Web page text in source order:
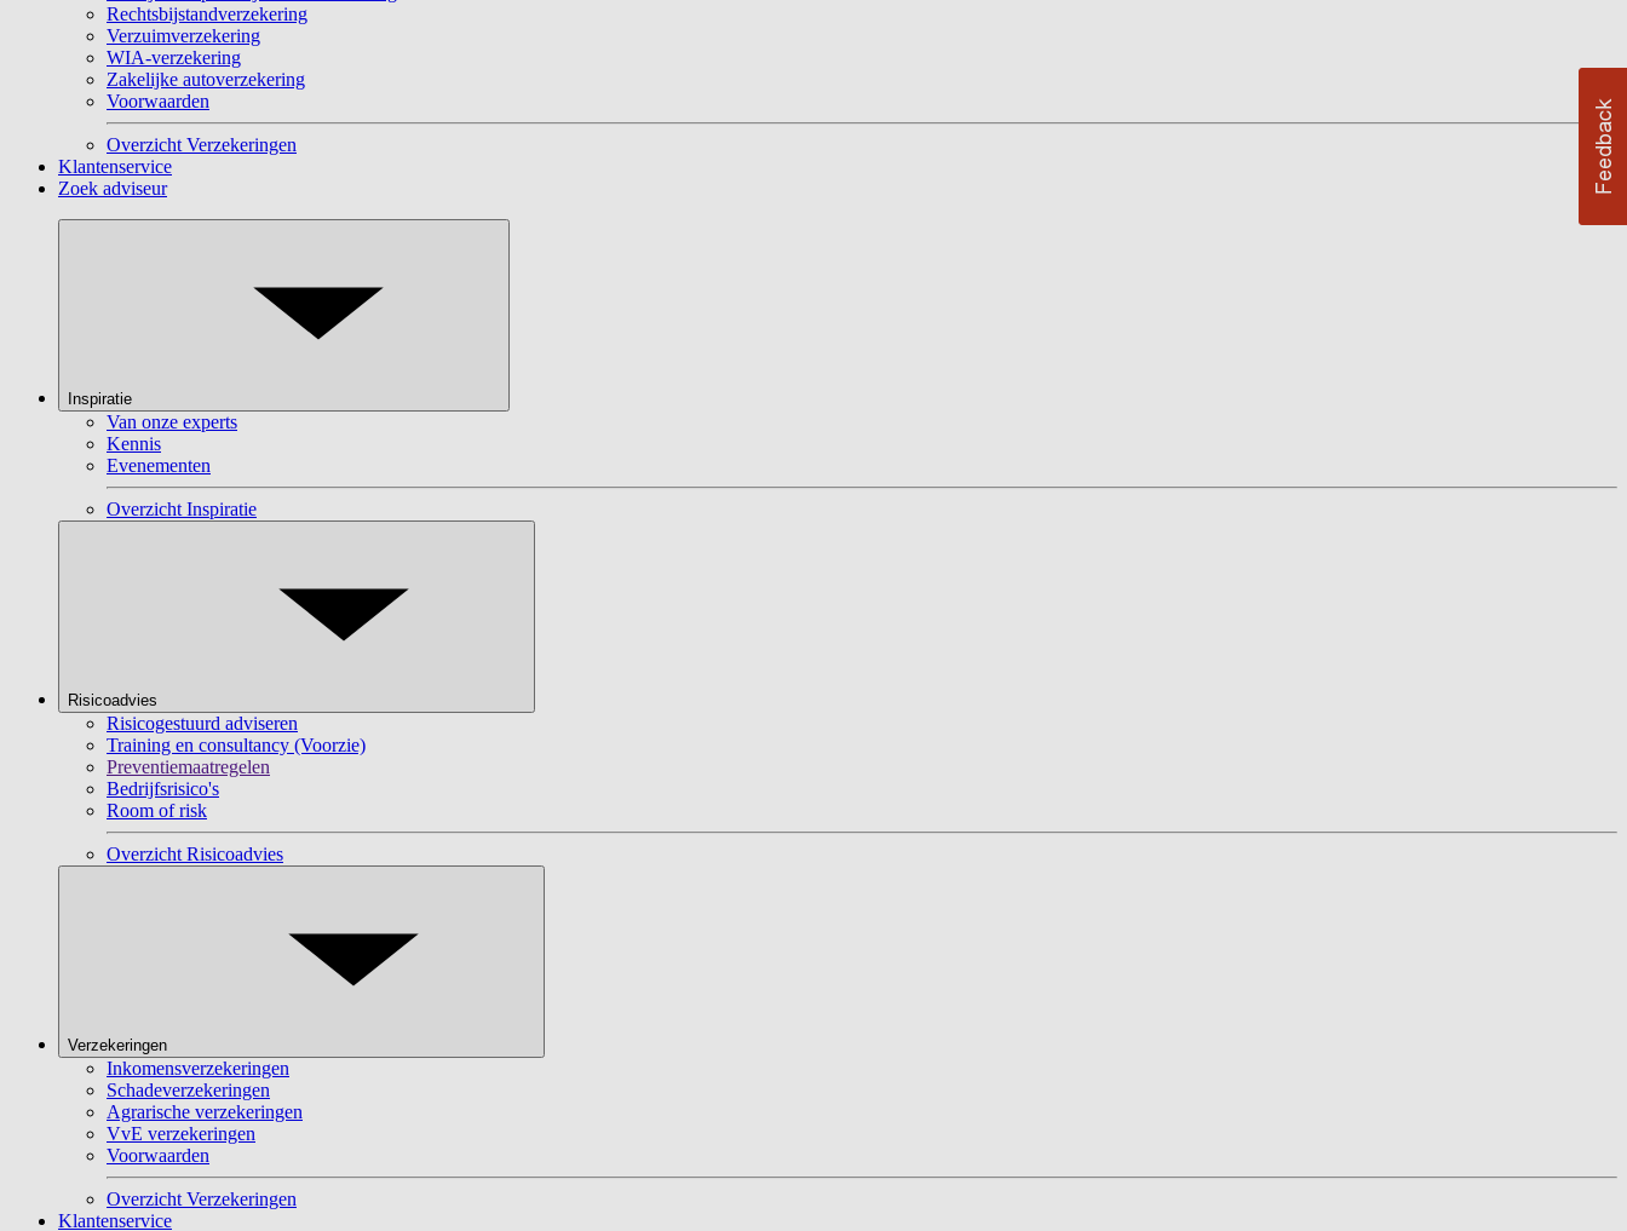
Rechtsbijstandverzekering
Verzuimverzekering
WIA-verzekering
Zakelijke autoverzekering
Voorwaarden
Overzicht Verzekeringen
Klantenservice
Zoek adviseur
Inspiratie
Van onze experts
Kennis
Evenementen
Overzicht Inspiratie
Risicoadvies
Risicogestuurd adviseren
Training en consultancy (Voorzie)
Preventiemaatregelen
Bedrijfsrisico's
Room of risk
Overzicht Risicoadvies
Verzekeringen
Inkomensverzekeringen
Schadeverzekeringen
Agrarische verzekeringen
VvE verzekeringen
Voorwaarden
Overzicht Verzekeringen
Klantenservice